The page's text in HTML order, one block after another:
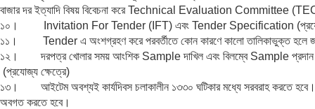
বাজার দর ইত্যাদি বিষয় বিবেচনা করে Technical Evaluation Committee (TEC)
১০। Invitation For Tender (IFT) এবং Tender Specification (প্রযোজ্য
১১। Tender এ অংশগ্রহণ করে পরবর্তীতে কোন কারণে কালো তালিকাভুক্ত হলে
১২। দরপত্র খোলার সময় আংশিক Sample দাখিল এবং বিলম্বে Sample প্রদান
(প্রযোজ্য ক্ষেত্রে)
১৩। আইটেম অবশ্যই কার্যদিবস চলাকালীন ১৩৩০ ঘটিকার মধ্যে সরবরাহ করতে হবে।
অবগত করতে হবে।